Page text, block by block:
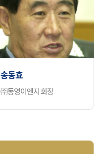
송동효
㈜동영이엔지 회장